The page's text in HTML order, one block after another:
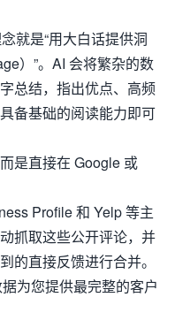
就是“用大白话提供洞
）”。AI 会将繁杂的数
总结，指出优点、高频
备基础的阅读能力即可
是直接在 Google 或
Profile 和 Yelp 等主
抓取这些公开评论，并
的直接反馈进行合并。
为您提供最完整的客户